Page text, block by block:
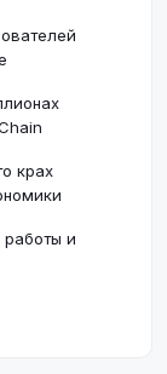
крах
работы и